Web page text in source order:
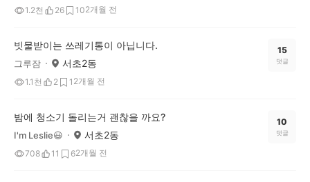
1.2천 26 102개월 전
빗물받이는 쓰레기통이 아닙니다.
그루잠 서초2동
1.1천 2 1 2개월 전
15
댓글
밤에 청소기 돌리는거 괜찮을 까요?
I'm Leslie😃 서초2동
708 11 62개월 전
10
댓글